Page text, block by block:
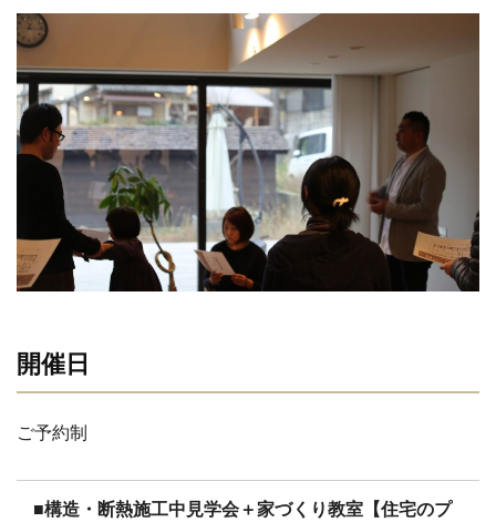
開催日
ご予約制
■構造・断熱施工中見学会＋家づくり教室【住宅のプ